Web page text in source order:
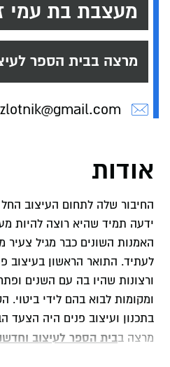
מעצבת בת עמי
מרצה בבית הספר
אודות
החיבור שלה לתחום העיצוב החל
ידעה תמיד שהיא רוצה להיות
האמנות השונים כבר מגיל
לעתיד. התואר הראשון בעיצוב
ורצונות שהיו בה עם השנים
ומקומות לבוא בהם לידי
בתכנון ועיצוב פנים היה הצעד
מרצה בבית הספר לעיצוב